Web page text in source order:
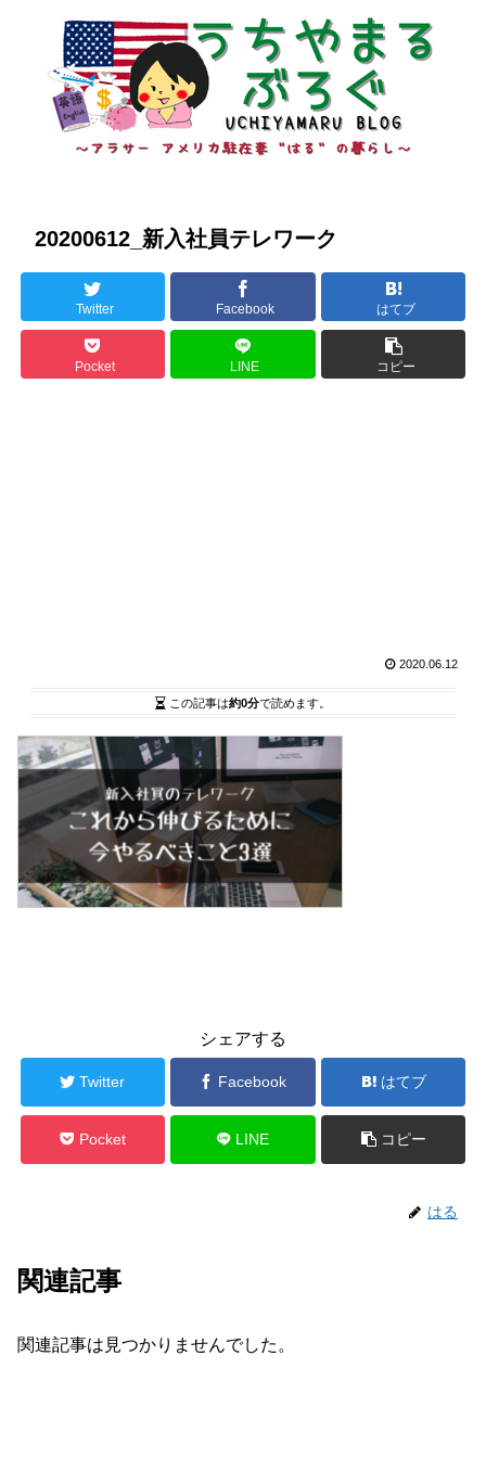
20200612_新入社員テレワーク
Twitter Facebook はてブ
Pocket LINE コピー
2020.06.12
この記事は約0分で読めます。
シェアする
Twitter Facebook はてブ
Pocket LINE コピー
はる
関連記事
関連記事は見つかりませんでした。